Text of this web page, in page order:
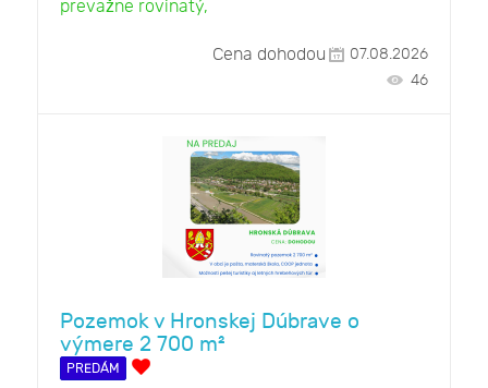
prevažne rovinatý,
Cena dohodou
07.08.2026
46
Pozemok v Hronskej Dúbrave o
výmere 2 700 m²
PREDÁM